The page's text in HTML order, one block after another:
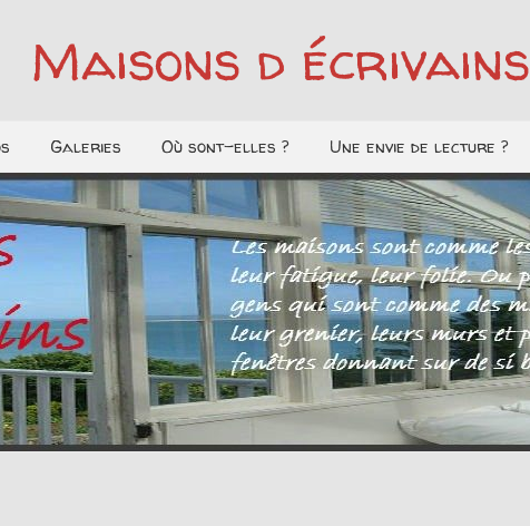
Maisons d écrivains
Galeries Où sont-elles ? Une envie de lecture ?